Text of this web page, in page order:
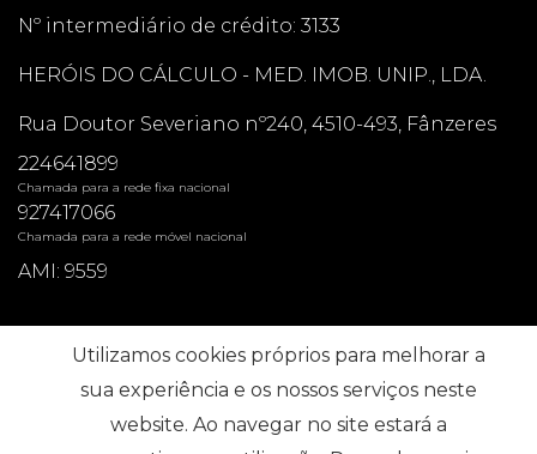
Nº intermediário de crédito: 3133
HERÓIS DO CÁLCULO - MED. IMOB. UNIP., LDA.
Rua Doutor Severiano nº240, 4510-493, Fânzeres
224641899
Chamada para a rede fixa nacional
927417066
Chamada para a rede móvel nacional
AMI: 9559
Pesquisas mais Frequentes
Subscrever
Utilizamos cookies próprios para melhorar a
sua experiência e os nossos serviços neste
website. Ao navegar no site estará a